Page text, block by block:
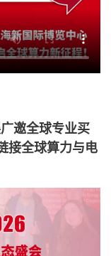
邀全球专业买
接全球算力与电